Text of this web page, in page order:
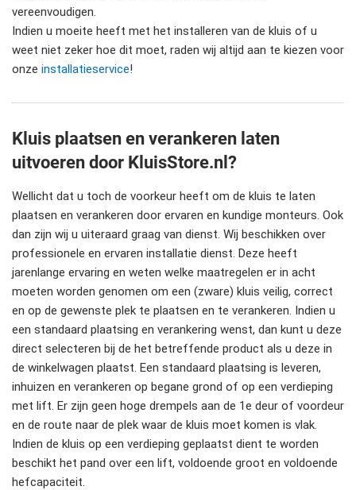
vereenvoudigen.
Indien u moeite heeft met het installeren van de kluis of u
weet niet zeker hoe dit moet, raden wij altijd aan te kiezen voor
onze installatieservice!
Kluis plaatsen en verankeren laten
uitvoeren door KluisStore.nl?
Wellicht dat u toch de voorkeur heeft om de kluis te laten
plaatsen en verankeren door ervaren en kundige monteurs. Ook
dan zijn wij u uiteraard graag van dienst. Wij beschikken over
professionele en ervaren installatie dienst. Deze heeft
jarenlange ervaring en weten welke maatregelen er in acht
moeten worden genomen om een (zware) kluis veilig, correct
en op de gewenste plek te plaatsen en te verankeren. Indien u
een standaard plaatsing en verankering wenst, dan kunt u deze
direct selecteren bij de het betreffende product als u deze in
de winkelwagen plaatst. Een standaard plaatsing is leveren,
inhuizen en verankeren op begane grond of op een verdieping
met lift. Er zijn geen hoge drempels aan de 1e deur of voordeur
en de route naar de plek waar de kluis moet komen is vlak.
Indien de kluis op een verdieping geplaatst dient te worden
beschikt het pand over een lift, voldoende groot en voldoende
hefcapaciteit.